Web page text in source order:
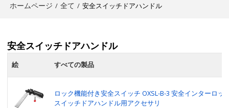
ホームページ / 全て / 安全スイッチドアハンドル
安全スイッチドアハンドル
絵 すべての製品
ロック機能付き安全スイッチ OXSL-B-3 安全インターロッ
スイッチドアハンドル用アクセサリ